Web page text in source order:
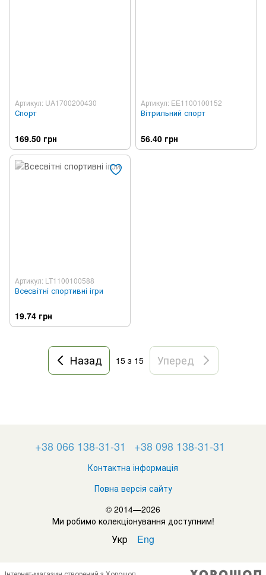
Артикул: UA1700200430
Спорт
169.50 грн
Артикул: EE1100100152
Вітрильний спорт
56.40 грн
Артикул: LT1100100588
Всесвітні спортивні ігри
19.74 грн
Назад 15з 15 Уперед
+38 066 138-31-31 +38 098 138-31-31
Контактна інформація
Повна версія сайту
© 2014—2026
Ми робимо колекціонування доступним!
Укр Eng